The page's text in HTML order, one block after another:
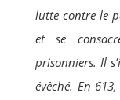
Annonces
lutte contre le
et se
prisonniers. Il
évêché. En